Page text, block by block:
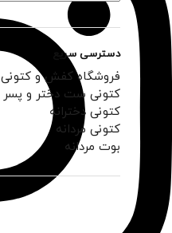
دسترسی سریع
فروشگاه کفش و کتونی
کتونی ست دختر و پسر
کتونی دخترانه
کتونی مردانه
بوت مردانه